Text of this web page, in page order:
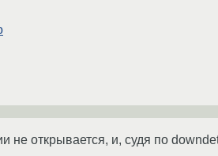
открывается, и, судя по